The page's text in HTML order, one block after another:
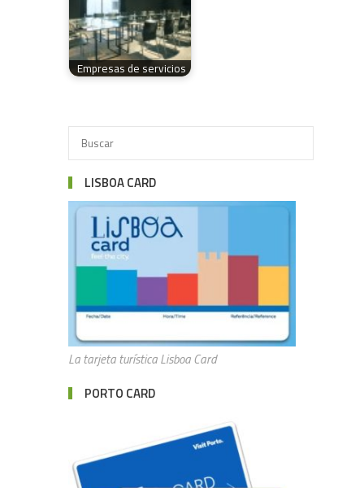
Empresas de servicios
LISBOA CARD
La tarjeta turística Lisboa Card
PORTO CARD